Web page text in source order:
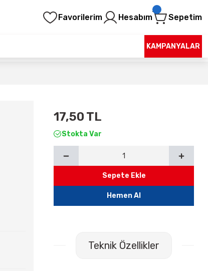
Favorilerim Hesabım Sepetim
KAMPANYALAR
17,50 TL
Stokta Var
Sepete Ekle
Hemen Al
Teknik Özellikler